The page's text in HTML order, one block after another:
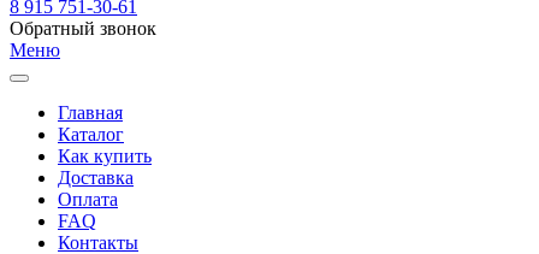
8 915 751-30-61
Обратный звонок
Меню
Главная
Каталог
Как купить
Доставка
Оплата
FAQ
Контакты